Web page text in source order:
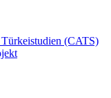
(CATS)